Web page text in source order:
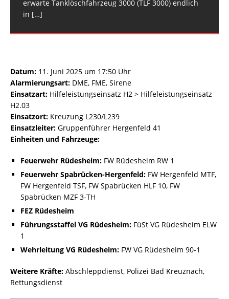
erwarte Tanklöschfahrzeug 3000 (TLF 3000) endlich
in […]
und Fahrzeuge:
Hargesheim-Roxheim LF 20 KatS
[…]
Datum: 11. Juni 2025 um 17:50 Uhr
Alarmierungsart: DME, FME, Sirene
Einsatzart: Hilfeleistungseinsatz H2 > Hilfeleistungseinsatz
H2.03
Einsatzort: Kreuzung L230/L239
Einsatzleiter: Gruppenführer Hergenfeld 41
Einheiten und Fahrzeuge:
Feuerwehr Rüdesheim: FW Rüdesheim RW 1
Feuerwehr Spabrücken-Hergenfeld: FW Hergenfeld MTF,
FW Hergenfeld TSF, FW Spabrücken HLF 10, FW
Spabrücken MZF 3-TH
FEZ Rüdesheim
Führungsstaffel VG Rüdesheim: FüSt VG Rüdesheim ELW
1
Wehrleitung VG Rüdesheim: FW VG Rüdesheim 90-1
Weitere Kräfte: Abschleppdienst, Polizei Bad Kreuznach,
Rettungsdienst